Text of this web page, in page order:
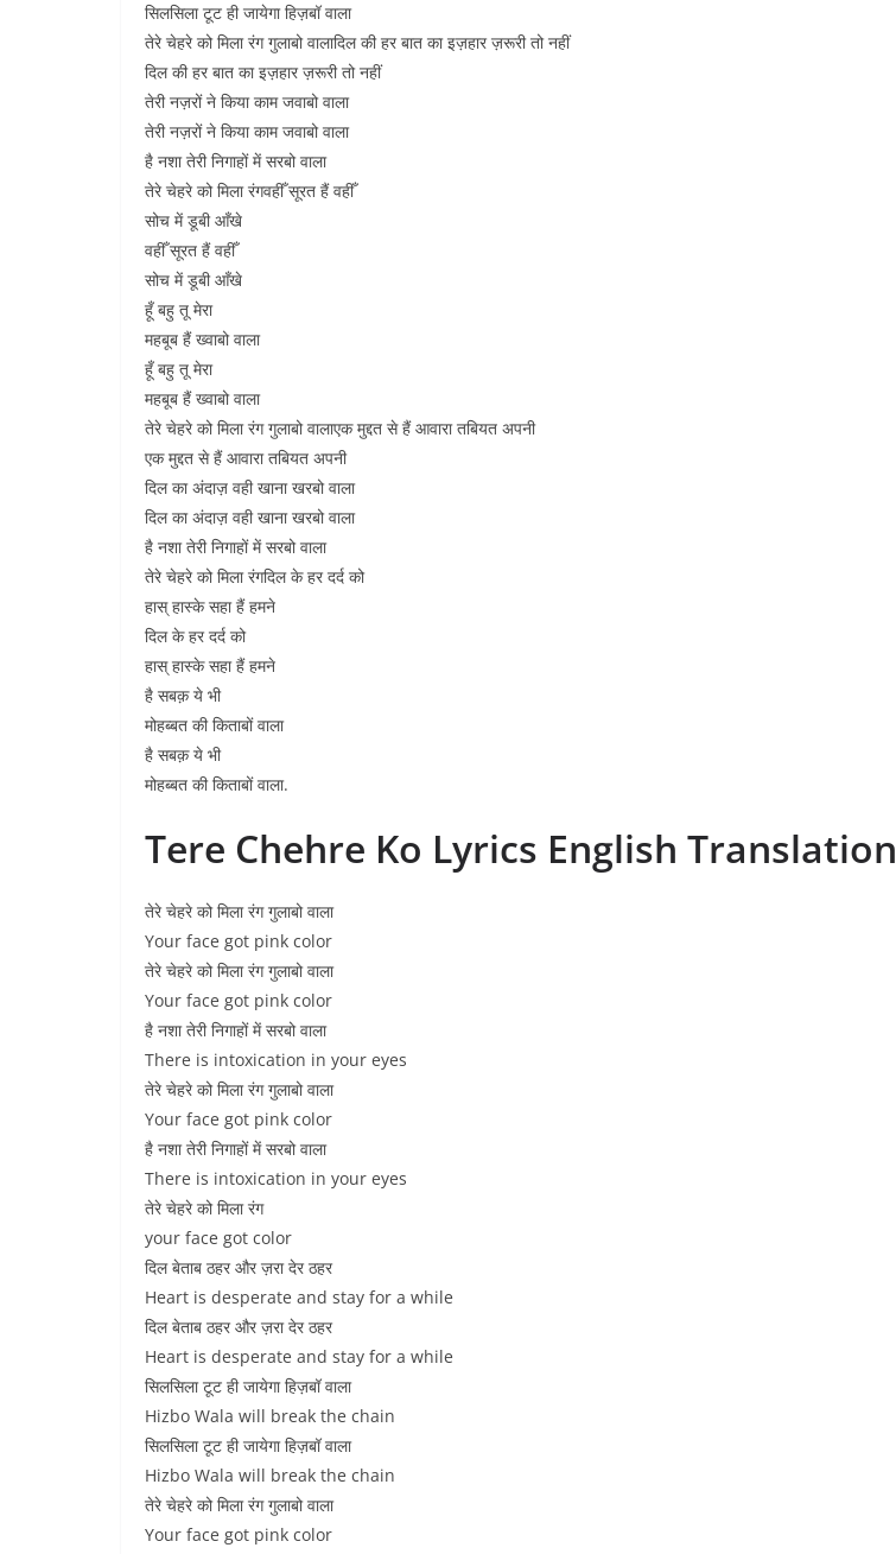
सिलसिला टूट ही जायेगा हिज़बॉ वाला
तेरे चेहरे को मिला रंग गुलाबो वालादिल की हर बात का इज़हार ज़रूरी तो नहीं
दिल की हर बात का इज़हार ज़रूरी तो नहीं
तेरी नज़रों ने किया काम जवाबो वाला
तेरी नज़रों ने किया काम जवाबो वाला
है नशा तेरी निगाहों में सरबो वाला
तेरे चेहरे को मिला रंगवहीँ सूरत हैं वहीँ
सोच में डूबी आँखे
वहीँ सूरत हैं वहीँ
सोच में डूबी आँखे
हूँ बहु तू मेरा
महबूब हैं ख्वाबो वाला
हूँ बहु तू मेरा
महबूब हैं ख्वाबो वाला
तेरे चेहरे को मिला रंग गुलाबो वालाएक मुद्दत से हैं आवारा तबियत अपनी
एक मुद्दत से हैं आवारा तबियत अपनी
दिल का अंदाज़ वही खाना खरबो वाला
दिल का अंदाज़ वही खाना खरबो वाला
है नशा तेरी निगाहों में सरबो वाला
तेरे चेहरे को मिला रंगदिल के हर दर्द को
हास् हास्के सहा हैं हमने
दिल के हर दर्द को
हास् हास्के सहा हैं हमने
है सबक़ ये भी
मोहब्बत की किताबों वाला
है सबक़ ये भी
मोहब्बत की किताबों वाला.
Tere Chehre Ko Lyrics English Translation
तेरे चेहरे को मिला रंग गुलाबो वाला
Your face got pink color
तेरे चेहरे को मिला रंग गुलाबो वाला
Your face got pink color
है नशा तेरी निगाहों में सरबो वाला
There is intoxication in your eyes
तेरे चेहरे को मिला रंग गुलाबो वाला
Your face got pink color
है नशा तेरी निगाहों में सरबो वाला
There is intoxication in your eyes
तेरे चेहरे को मिला रंग
your face got color
दिल बेताब ठहर और ज़रा देर ठहर
Heart is desperate and stay for a while
दिल बेताब ठहर और ज़रा देर ठहर
Heart is desperate and stay for a while
सिलसिला टूट ही जायेगा हिज़बॉ वाला
Hizbo Wala will break the chain
सिलसिला टूट ही जायेगा हिज़बॉ वाला
Hizbo Wala will break the chain
तेरे चेहरे को मिला रंग गुलाबो वाला
Your face got pink color